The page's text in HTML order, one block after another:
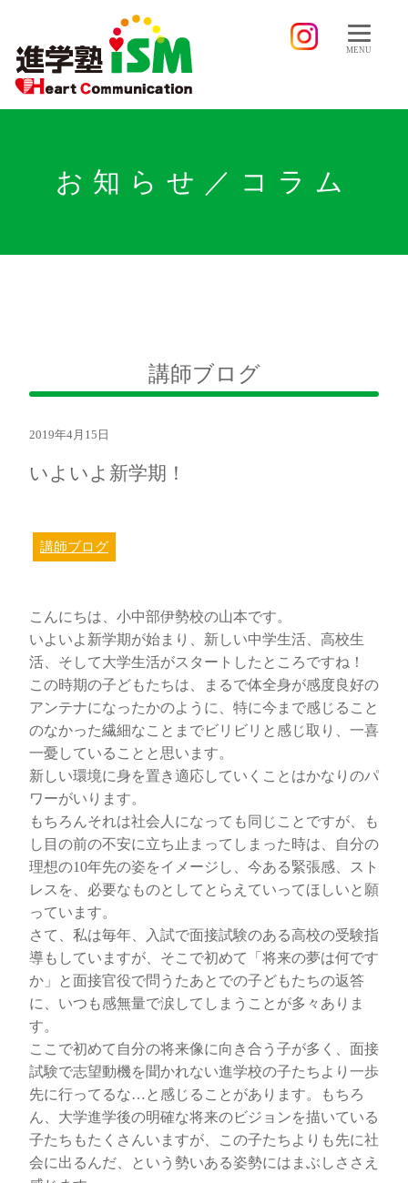
MENU
お知らせ／コラム
講師ブログ
2019年4月15日
いよいよ新学期！
講師ブログ
こんにちは、小中部伊勢校の山本です。
いよいよ新学期が始まり、新しい中学生活、高校生
活、そして大学生活がスタートしたところですね！
この時期の子どもたちは、まるで体全身が感度良好の
アンテナになったかのように、特に今まで感じること
のなかった繊細なことまでビリビリと感じ取り、一喜
一憂していることと思います。
新しい環境に身を置き適応していくことはかなりのパ
ワーがいります。
もちろんそれは社会人になっても同じことですが、も
し目の前の不安に立ち止まってしまった時は、自分の
理想の10年先の姿をイメージし、今ある緊張感、スト
レスを、必要なものとしてとらえていってほしいと願
っています。
さて、私は毎年、入試で面接試験のある高校の受験指
導もしていますが、そこで初めて「将来の夢は何です
か」と面接官役で問うたあとでの子どもたちの返答
に、いつも感無量で涙してしまうことが多々ありま
す。
ここで初めて自分の将来像に向き合う子が多く、面接
試験で志望動機を聞かれない進学校の子たちより一歩
先に行ってるな…と感じることがあります。もちろ
ん、大学進学後の明確な将来のビジョンを描いている
子たちもたくさんいますが、この子たちよりも先に社
会に出るんだ、という勢いある姿勢にはまぶしささえ